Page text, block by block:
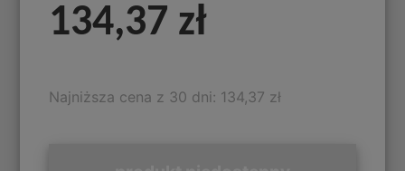
134,37 zł
Najniższa cena z 30 dni: 134,37 zł